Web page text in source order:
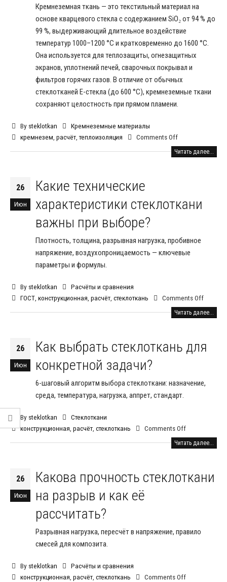
Кремнеземная ткань — это текстильный материал на
основе кварцевого стекла с содержанием SiO₂ от 94 % до
99 %, выдерживающий длительное воздействие
температур 1000–1200 °C и кратковременно до 1600 °C.
Она используется для теплозащиты, огнезащитных
экранов, уплотнений печей, сварочных покрывал и
фильтров горячих газов. В отличие от обычных
стеклотканей E-стекла (до 600 °C), кремнеземные ткани
сохраняют целостность при прямом пламени.
By steklotkan
Кремнеземные материалы
кремнезем расчёт, теплоизоляция Comments Off
Читать далее...
26
Июн
Какие технические
характеристики стеклоткани
важны при выборе?
Плотность, толщина, разрывная нагрузка, пробивное
напряжение, воздухопроницаемость — ключевые
параметры и формулы.
By steklotkan
Расчёты и сравнения
ГОСТ, конструкционная расчёт, стеклоткань Comments Off
Читать далее...
26
Июн
Как выбрать стеклоткань для
конкретной задачи?
6-шаговый алгоритм выбора стеклоткани: назначение,
среда, температура, нагрузка, аппрет, стандарт.
By steklotkan
Стеклоткани
конструкционная расчёт, стеклоткань Comments Off
Читать далее...
26
Июн
Какова прочность стеклоткани
на разрыв и как её
рассчитать?
Разрывная нагрузка, пересчёт в напряжение, правило
смесей для композита.
By steklotkan
Расчёты и сравнения
конструкционная расчёт, стеклоткань Comments Off